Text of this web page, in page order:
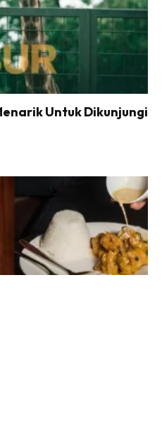
Untuk Dikunjungi